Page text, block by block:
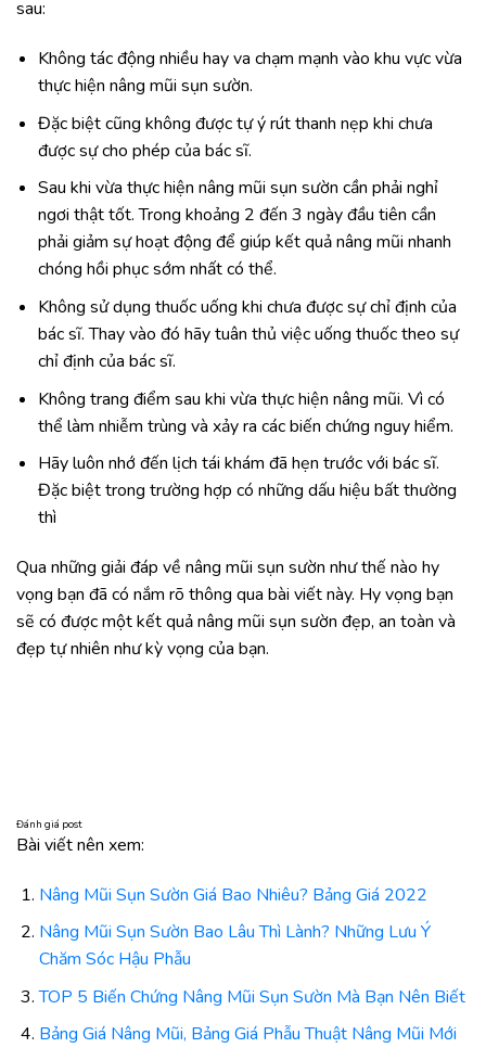
sau:
Không tác động nhiều hay va chạm mạnh vào khu vực vừa
thực hiện nâng mũi sụn sườn.
Đặc biệt cũng không được tự ý rút thanh nẹp khi chưa
được sự cho phép của bác sĩ.
Sau khi vừa thực hiện nâng mũi sụn sườn cần phải nghỉ
ngơi thật tốt. Trong khoảng 2 đến 3 ngày đầu tiên cần
phải giảm sự hoạt động để giúp kết quả nâng mũi nhanh
chóng hồi phục sớm nhất có thể.
Không sử dụng thuốc uống khi chưa được sự chỉ định của
bác sĩ. Thay vào đó hãy tuân thủ việc uống thuốc theo sự
chỉ định của bác sĩ.
Không trang điểm sau khi vừa thực hiện nâng mũi. Vì có
thể làm nhiễm trùng và xảy ra các biến chứng nguy hiểm.
Hãy luôn nhớ đến lịch tái khám đã hẹn trước với bác sĩ.
Đặc biệt trong trường hợp có những dấu hiệu bất thường
thì
Qua những giải đáp về nâng mũi sụn sườn như thế nào hy
vọng bạn đã có nắm rõ thông qua bài viết này. Hy vọng bạn
sẽ có được một kết quả nâng mũi sụn sườn đẹp, an toàn và
đẹp tự nhiên như kỳ vọng của bạn.
Đánh giá post
Bài viết nên xem:
Nâng Mũi Sụn Sườn Giá Bao Nhiêu? Bảng Giá 2022
Nâng Mũi Sụn Sườn Bao Lâu Thì Lành? Những Lưu Ý
Chăm Sóc Hậu Phẫu
TOP 5 Biến Chứng Nâng Mũi Sụn Sườn Mà Bạn Nên Biết
Bảng Giá Nâng Mũi, Bảng Giá Phẫu Thuật Nâng Mũi Mới